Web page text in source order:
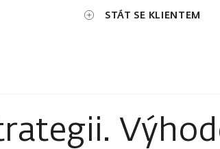
STÁT SE KLIENTEM